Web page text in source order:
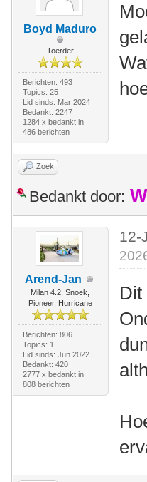
Boyd Maduro
Toerder
Berichten: 493
Topics: 25
Lid sinds: Mar 2024
Bedankt: 2247
1284 x bedankt in
486 berichten
Zoek
Bedankt door:
Arend-Jan
Milan 4.2, Snoek,
Pioneer, Hurricane
Berichten: 806
Topics: 1
Lid sinds: Jun 2022
Bedankt: 420
2777 x bedankt in
808 berichten
12-